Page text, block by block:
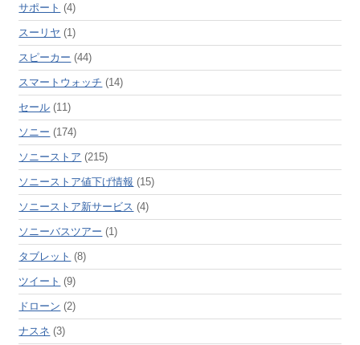
サポート (4)
スーリヤ (1)
スピーカー (44)
スマートウォッチ (14)
セール (11)
ソニー (174)
ソニーストア (215)
ソニーストア値下げ情報 (15)
ソニーストア新サービス (4)
ソニーバスツアー (1)
タブレット (8)
ツイート (9)
ドローン (2)
ナスネ (3)